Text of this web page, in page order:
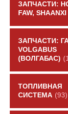
ЗАПЧАСТИ:
FAW, SHAANXI
ЗАПЧАСТИ:
VOLGABUS
(ВОЛГАБАС)
ТОПЛИВНАЯ
СИСТЕМА (93)